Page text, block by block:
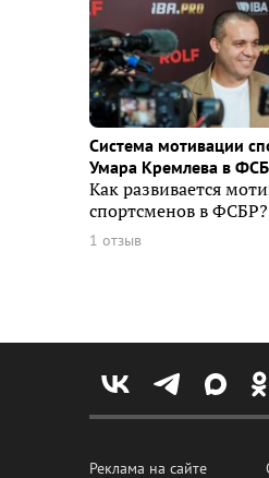
Система мотивации
Умара Кремлева в
Как развивается
спортсменов в ФСБР?
1 отзыв
Реклама на сайте